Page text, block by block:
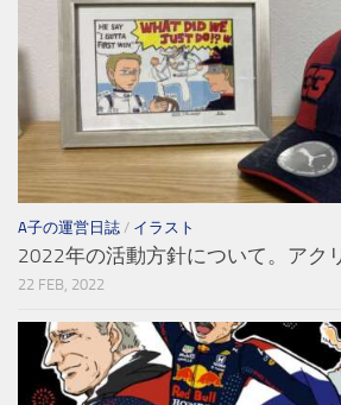
A子の運営日誌 / イラスト
2022年の活動方針について。アク
22 FEB, 2022